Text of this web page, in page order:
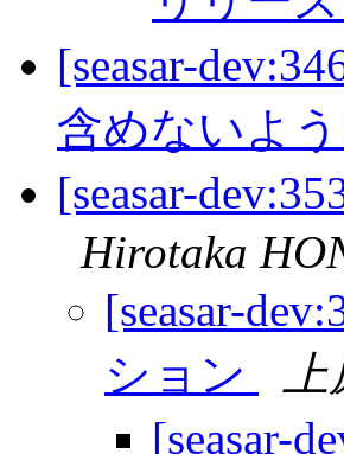
[seasar-
含めないよ
[seasar-
Hirotaka
[seasar-
ション
[seasar-